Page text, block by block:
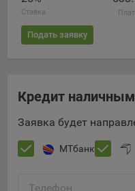
Ставка
Подать заявку
Кредит
Заявка будет
МТбанк
Телефон